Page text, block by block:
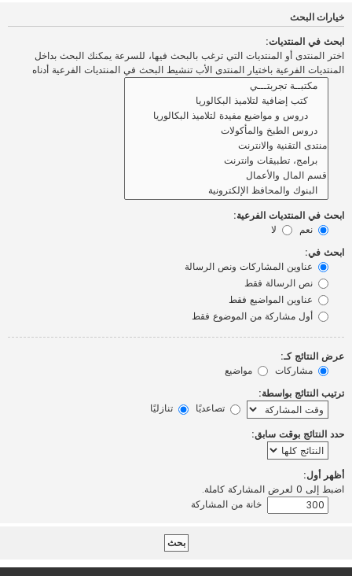
خيارات البحث
ابحث في المنتديات:
اختر المنتدى أو المنتديات التي ترغب بالبحث فيها، للسرعة يمكنك البحث بداخل
المنتديات الفرعية باختيار المنتدى الأب تنشيط البحث في المنتديات الفرعية أدناه
ابحث في المنتديات الفرعية:
نعم
لا
ابحث في:
عناوين المشاركات ونص الرسالة
نص الرسالة فقط
عناوين المواضيع فقط
أول مشاركة من الموضوع فقط
عرض النتائج كـ:
مشاركات
مواضيع
ترتيب النتائج بواسطة:
تصاعديًا
تنازليًا
حدد النتائج بوقت سابق:
أظهر أول:
اضبط إلى 0 لعرض المشاركة كاملة.
خانة من المشاركة